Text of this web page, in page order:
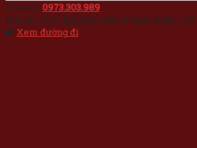
Hotline: 0973.303.989
Địa chỉ: Số 33 Nguyễn Xiển, Thanh Xuân, HN
Xem đường đi